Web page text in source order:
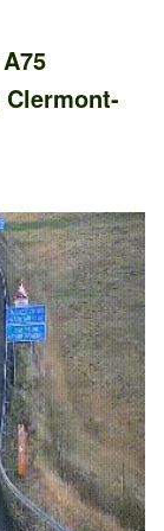
A75
Clermont-